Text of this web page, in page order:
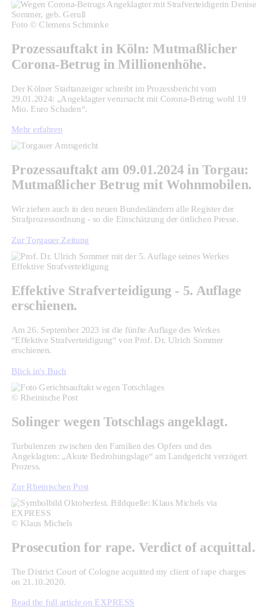
Foto © Clemens Schminke
Prozessauftakt in Köln: Mutmaßlicher
Corona-Betrug in Millionenhöhe.
Der Kölner Stadtanzeiger schreibt im Prozessbericht vom
29.01.2024: „Angeklagter verursacht mit Corona-Betrug wohl 19
Mio. Euro Schaden“.
Mehr erfahren
Prozessauftakt am 09.01.2024 in Torgau:
Mutmaßlicher Betrug mit Wohnmobilen.
Wir ziehen auch in den neuen Bundesländern alle Register der
Strafprozessordnung - so die Einschätzung der örtlichen Presse.
Zur Torgauer Zeitung
Effektive Strafverteidigung - 5. Auflage
erschienen.
Am 26. September 2023 ist die fünfte Auflage des Werkes
“Effektive Strafverteidigung“ von Prof. Dr. Ulrich Sommer
erschienen.
Blick in's Buch
© Rheinische Post
Solinger wegen Totschlags angeklagt.
Turbulenzen zwischen den Familien des Opfers und des
Angeklagten: „Akute Bedrohungslage“ am Landgericht verzögert
Prozess.
Zur Rheinischen Post
© Klaus Michels
Prosecution for rape. Verdict of acquittal.
The District Court of Cologne acquitted my client of rape charges
on 21.10.2020.
Read the full article on EXPRESS